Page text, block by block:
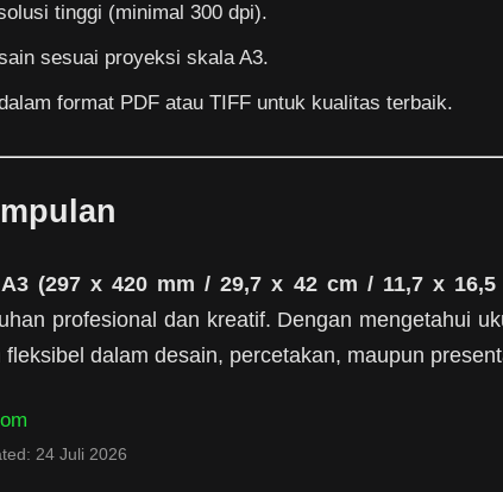
tinggi (minimal 300 dpi).
sesuai proyeksi skala A3.
format PDF atau TIFF untuk kualitas terbaik.
A3 (297 x 420 mm / 29,7 x 42 cm / 11,7 x 16,5
profesional dan kreatif. Dengan mengetahui
dalam desain, percetakan, maupun
24 Juli 2026